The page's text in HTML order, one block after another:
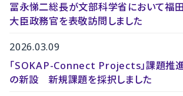
冨永悌二総長が文部科学省において福
大臣政務官を表敬訪問しました
2026.03.09
「SOKAP-Connect Projects」課題推
の新設 新規課題を採択しました